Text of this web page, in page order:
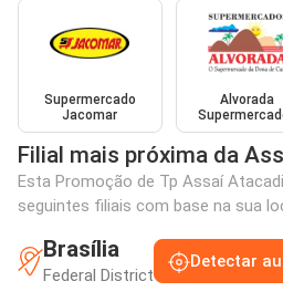
Supermercado
Jacomar
Alvorada
Filial mais próxima da
Esta Promoção de Tp Assaí
seguintes filiais com base na sua
Brasília
Federal District
Detectar